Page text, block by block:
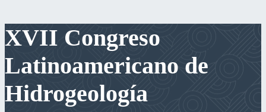
XVII Congreso
Latinoamericano de
Hidrogeología